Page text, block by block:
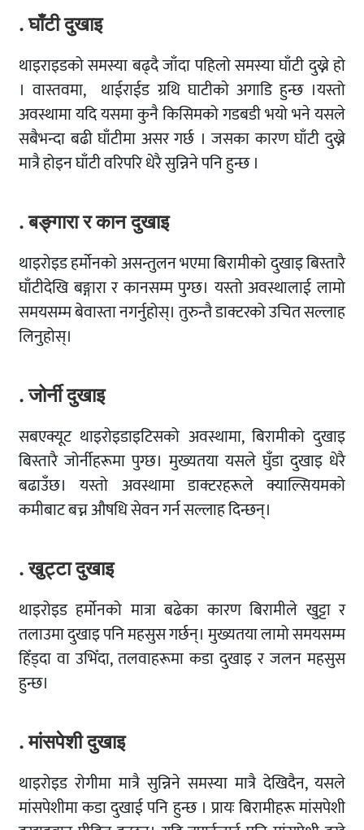
. घाँटी दुखाइ
थाइराइडको समस्या बढ्दै जाँदा पहिलो समस्या घाँटी दुख्ने हो
। वास्तवमा, थाईराईड ग्रथि घाटीकाे अगाडि हुन्छ ।यस्तो
अवस्थामा यदि यसमा कुनै किसिमको गडबडी भयो भने यसले
सबैभन्दा बढी घाँटीमा असर गर्छ । जसका कारण घाँटी दुख्ने
मात्रै होइन घाँटी वरिपरि धेरै सुन्निने पनि हुन्छ ।
. बङ्गारा र कान दुखाइ
थाइरोइड हर्मोनको असन्तुलन भएमा बिरामीको दुखाइ बिस्तारै
घाँटीदेखि बङ्गारा र कानसम्म पुग्छ। यस्तो अवस्थालाई लामो
समयसम्म बेवास्ता नगर्नुहोस्। तुरुन्तै डाक्टरको उचित सल्लाह
लिनुहोस्।
. जोर्नी दुखाइ
सबएक्यूट थाइरोइडाइटिसको अवस्थामा, बिरामीको दुखाइ
बिस्तारै जोर्नीहरूमा पुग्छ। मुख्यतया यसले घुँडा दुखाइ धेरै
बढाउँछ। यस्तो अवस्थामा डाक्टरहरूले क्याल्सियमको
कमीबाट बच्न औषधि सेवन गर्न सल्लाह दिन्छन्।
. खुट्टा दुखाइ
थाइरोइड हर्मोनको मात्रा बढेका कारण बिरामीले खुट्टा र
तलाउमा दुखाइ पनि महसुस गर्छन्। मुख्यतया लामो समयसम्म
हिँड्दा वा उभिँदा, तलवाहरूमा कडा दुखाइ र जलन महसुस
हुन्छ।
. मांसपेशी दुखाइ
थाइरोइड रोगीमा मात्रै सुन्निने समस्या मात्रै देखिदैन, यसले
मांसपेशीमा कडा दुखाई पनि हुन्छ । प्रायः बिरामीहरू मांसपेशी